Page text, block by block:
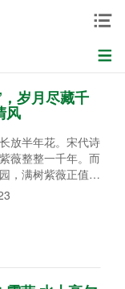
岁月尽藏千
风
放半年花。宋代诗
薇整整一千年。而
，满树紫薇正值盛
、翠薇，一团团
路开到清秋，整整
的趣味——摸一下